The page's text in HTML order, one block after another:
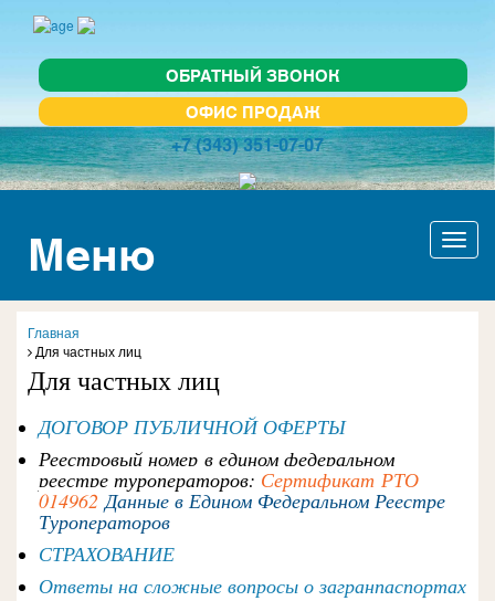
ОБРАТНЫЙ ЗВОНОК
ОФИС ПРОДАЖ
+7 (343) 351-07-07
Меню
Главная
Для частных лиц
Для частных лиц
ДОГОВОР ПУБЛИЧНОЙ ОФЕРТЫ
Реестровый номер в едином федеральном
реестре туроператоров: Сертификат РТО
014962 Данные в Едином Федеральном Реестре
Туроператоров
СТРАХОВАНИЕ
Ответы на сложные вопросы о загранпаспортах